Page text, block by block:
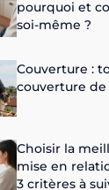
pourquoi et
soi-même ?
Couverture :
couverture
Choisir la
mise en
3 critères à